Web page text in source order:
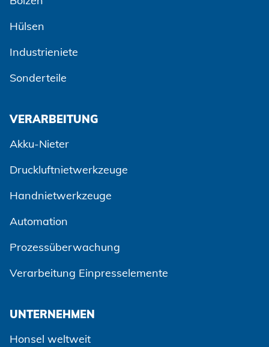
Hülsen
Industrieniete
Sonderteile
VERARBEITUNG
Akku-Nieter
Druckluftnietwerkzeuge
Handnietwerkzeuge
Automation
Prozessüberwachung
Verarbeitung Einpresselemente
UNTERNEHMEN
Honsel weltweit